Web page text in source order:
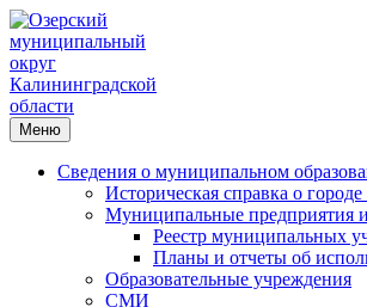
Меню
Сведения о муниципальном
Историческая справка о
Муниципальные предприятия
Реестр муниципальных
Планы и отчеты об
Образовательные учреждения
СМИ